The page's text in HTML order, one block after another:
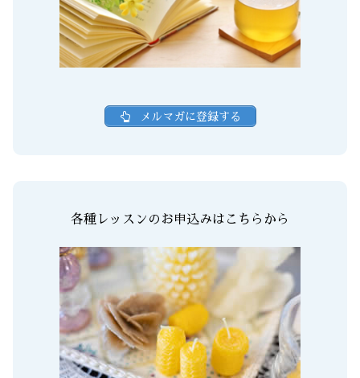
メルマガに登録する
各種レッスンのお申込みはこちらから